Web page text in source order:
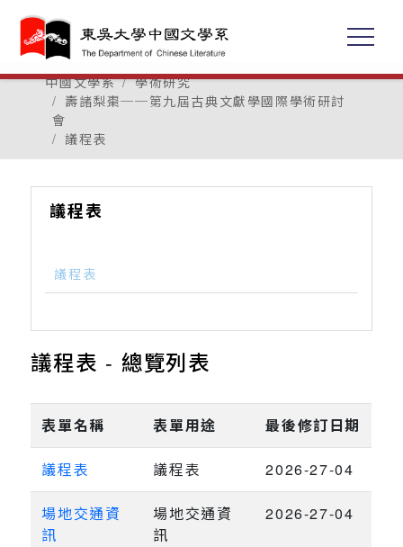
中國文學系
學術研究
壽諸梨棗──第九屆古典文獻學國際學術研討
會
議程表
議程表
議程表
議程表 - 總覽列表
表單名稱 表單用途 最後修訂日期
議程表 議程表 2026-27-04
場地交通資
訊
場地交通資
訊
2026-27-04